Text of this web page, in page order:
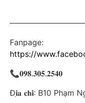
Fanpage:
https://
📞𝟎𝟗𝟖.𝟑𝟎𝟓.𝟐𝟓𝟒𝟎
Đ𝐢̣𝐚 𝐜𝐡𝐢̉: B10 Phạm